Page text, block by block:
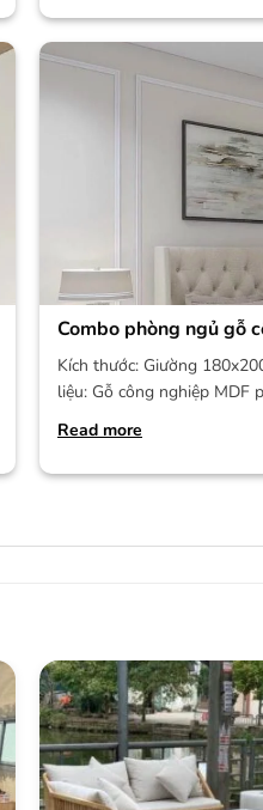
Combo phòng ngủ gỗ
Kích thước: Giường
liệu: Gỗ công nghiệp MDF
Read more